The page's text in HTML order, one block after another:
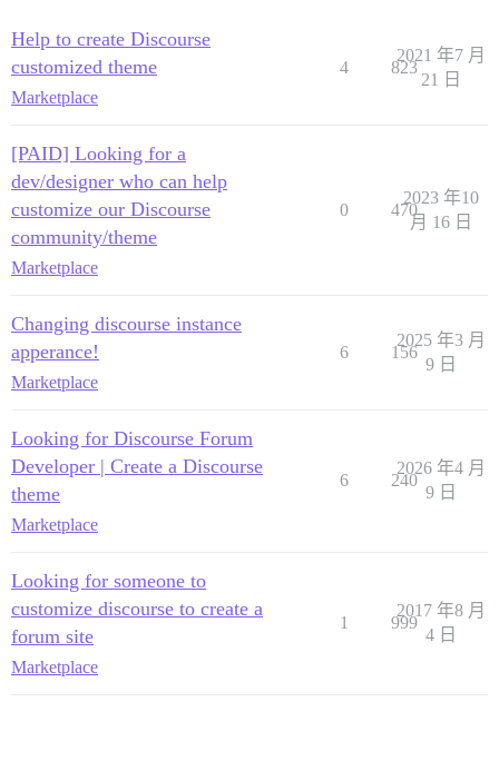
Help to create Discourse
customized theme
Marketplace
4 823
2021 年7 月
21 日
[PAID] Looking for a
dev/designer who can help
customize our Discourse
community/theme
Marketplace
0 470
2023 年10
月 16 日
Changing discourse instance
apperance!
Marketplace
6 156
2025 年3 月
9 日
Looking for Discourse Forum
Developer | Create a Discourse
theme
Marketplace
6 240
2026 年4 月
9 日
Looking for someone to
customize discourse to create a
forum site
Marketplace
1 999
2017 年8 月
4 日